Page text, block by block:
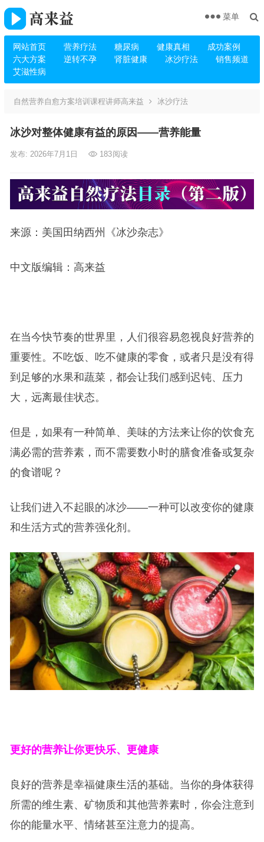
网站首页 营养疗法 糖尿病 健康真相
成功案例
六大方案
逆转不孕 肾脏健康 冰沙疗法
销售频道
艾滋性病
菜单
自然营养自愈方案培训课程讲师高来益 冰沙疗法
冰沙对整体健康有益的原因——营养能量
发布: 2026年7月1日 183阅读
来源：美国田纳西州《冰沙杂志》
中文版编辑：高来益
在当今快节奏的世界里，人们很容易忽视良好营养的
重要性。不吃饭、吃不健康的零食，或者只是没有得
到足够的水果和蔬菜，都会让我们感到迟钝、压力
大，远离最佳状态。
但是，如果有一种简单、美味的方法来让你的饮食充
满必需的营养素，而不需要数小时的膳食准备或复杂
的食谱呢？
让我们进入不起眼的冰沙——一种可以改变你的健康
和生活方式的营养强化剂。
更好的营养让你更快乐、更健康
良好的营养是幸福健康生活的基础。当你的身体获得
所需的维生素、矿物质和其他营养素时，你会注意到
你的能量水平、情绪甚至注意力的提高。